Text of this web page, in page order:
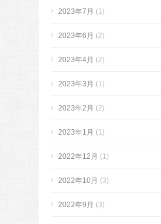
2023年7月 (1)
2023年6月 (2)
2023年4月 (2)
2023年3月 (1)
2023年2月 (2)
2023年1月 (1)
2022年12月 (1)
2022年10月 (3)
2022年9月 (3)